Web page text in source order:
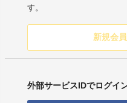
す。
新規会
外部サービスIDでログイ